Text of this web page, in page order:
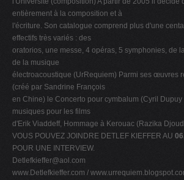
entièrement à la composition et à
l'écriture. Son catalogue comprend plus d'une
effectifs très variés : des
oratorios, une messe, 4 opéras, 5 symphonies, de
de la musique
électroacoustique (UrRequiem) Parmi ses œuvres
(créé par Sandrine François
en Chine) le Concerto pour cymbalum (Cyril
musiques pour les films
d'Erik Viaddeff, Hommage à Kerouac (Razika
VOUS POUVEZ JOINDRE DETLEF KIEFFER AU
POUR UNE INTERVIEW.
Detlefkieffer@aol.com
www.Detlefkieffer.com /